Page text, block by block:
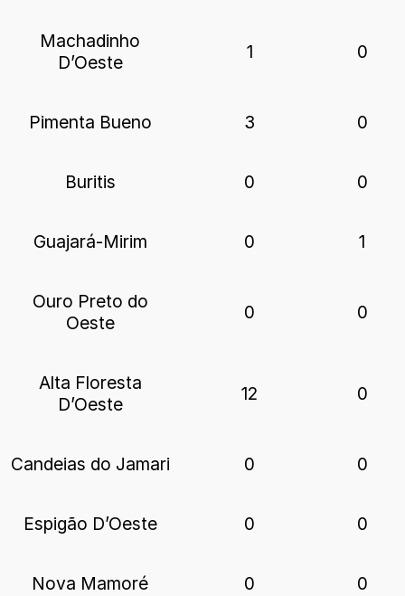
Machadinho
D’Oeste
1 0
Pimenta Bueno 3 0
Buritis 0 0
Guajará-Mirim 0 1
Ouro Preto do
Oeste
0 0
Alta Floresta
D’Oeste
12 0
Candeias do Jamari 0 0
Espigão D’Oeste 0 0
Nova Mamoré 0 0